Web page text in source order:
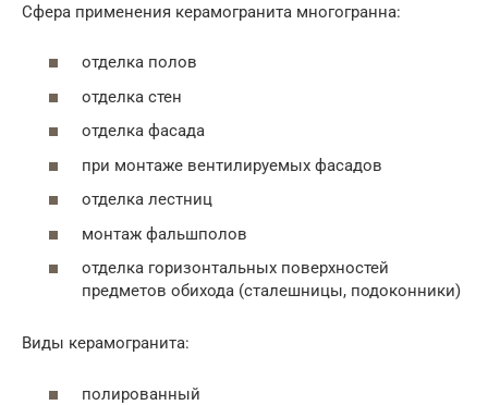
Сфера применения керамогранита многогранна:
отделка полов
отделка стен
отделка фасада
при монтаже вентилируемых фасадов
отделка лестниц
монтаж фальшполов
отделка горизонтальных поверхностей
предметов обихода (сталешницы, подоконники)
Виды керамогранита:
полированный